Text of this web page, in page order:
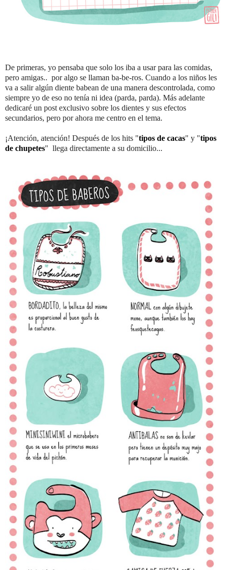
De primeras, yo pensaba que solo los iba a usar para las comidas,
pero amigas.. por algo se llaman ba-be-ros. Cuando a los niños les
va a salir algún diente babean de una manera descontrolada, como
siempre yo de eso no tenía ni idea (parda, parda). Más adelante
dedicaré un post exclusivo sobre los dientes y sus efectos
secundarios, pero por ahora me centro en el tema.
¡Atención, atención! Después de los hits "tipos de cacas" y "tipos
de chupetes" llega directamente a su domicilio...